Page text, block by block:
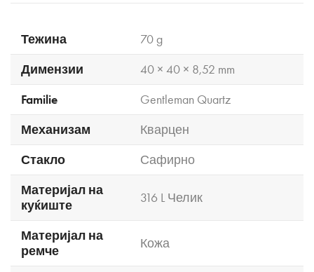
Тежина
70 g
Димензии
40 × 40 × 8,52 mm
Familie
Gentleman Quartz
Механизам
Кварцен
Стакло
Сафирно
Материјал на
куќиште
316 L Челик
Материјал на
ремче
Кожа